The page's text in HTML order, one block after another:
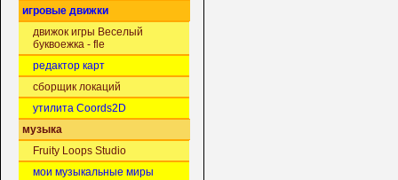
игровые движки
движок игры Веселый
буквоежка - fle
редактор карт
сборщик локаций
утилита Coords2D
музыка
Fruity Loops Studio
мои музыкальные миры